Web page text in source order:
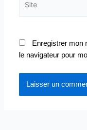
Enregistrer mon
le navigateur pour